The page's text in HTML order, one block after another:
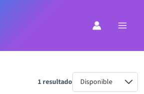
1 resultado